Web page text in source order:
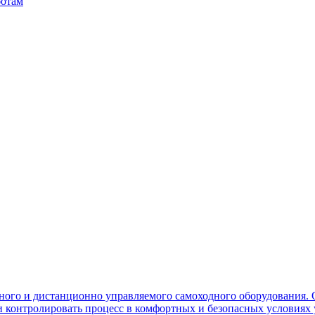
и дистанционно управляемого самоходного
процесс в комфортных и безопасных условиях